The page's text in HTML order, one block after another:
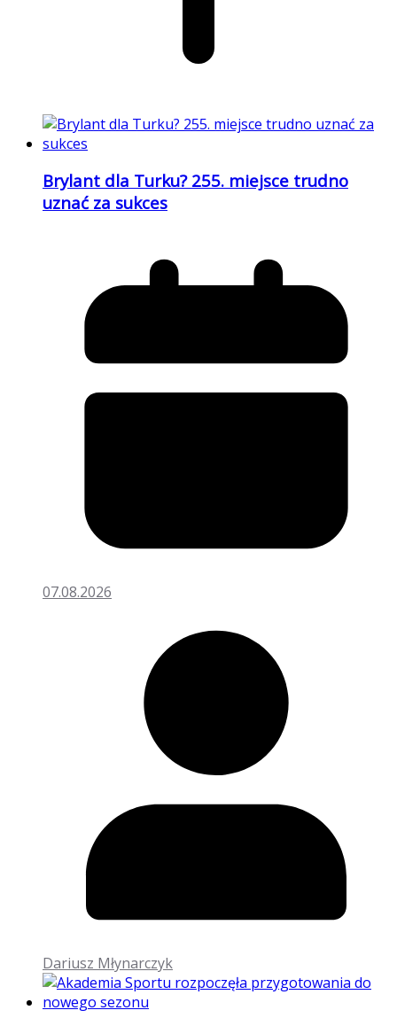
Brylant dla Turku? 255. miejsce trudno
uznać za sukces
07.08.2026
Dariusz Młynarczyk